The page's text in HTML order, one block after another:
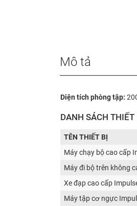
Mô tả
Diện tích phòng tập:
DANH SÁCH
TÊN THIẾT BỊ
Máy chạy bộ cao cấp
Máy đi bộ trên không
Xe đạp cao cấp
Máy tập cơ ngực